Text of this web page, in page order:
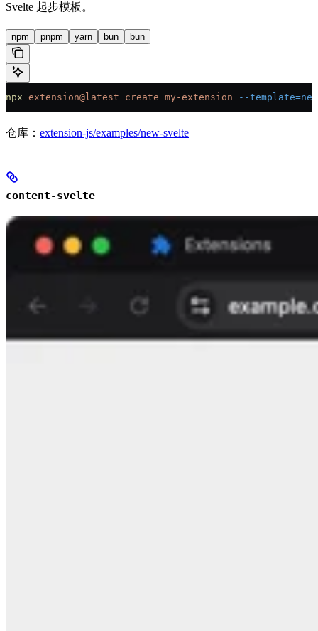
Svelte 起步模板。
npm pnpm yarn bun bun
npx extension@latest create my-extension --
仓库： extension-js/examples/new-svelte
content-svelte